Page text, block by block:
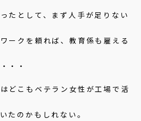
たとして、まず人手が足りない
ークを頼れば、教育係も雇える
・・
どこもベテラン女性が工場で活
たのかもしれない。